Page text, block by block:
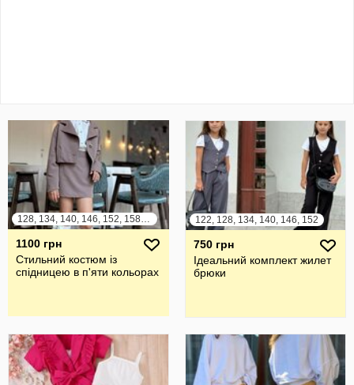
128, 134, 140, 146, 152, 158, 164
1100 грн
Стильний костюм із
спідницею в п'яти кольорах
122, 128, 134, 140, 146, 152
750 грн
Ідеальний комплект жилет
брюки